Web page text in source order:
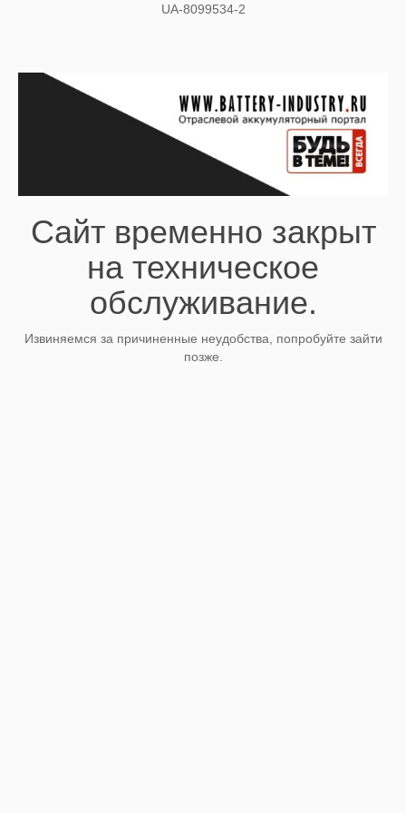
UA-8099534-2
Сайт временно закрыт
на техническое
обслуживание.
Извиняемся за причиненные неудобства, попробуйте зайти
позже.